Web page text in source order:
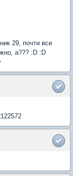
29, почти все
а??? :D :D